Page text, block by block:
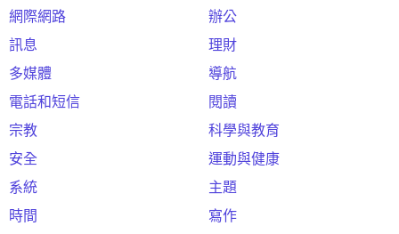
網際網路
辦公
訊息
理財
多媒體
導航
電話和短信
閱讀
宗教
科學與教育
安全
運動與健康
系統
主題
時間
寫作